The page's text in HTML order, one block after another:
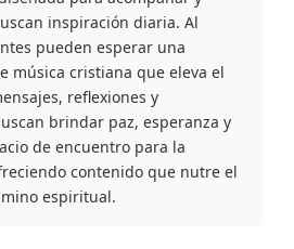
inspiración diaria. Al
pueden esperar una
música cristiana que eleva el
reflexiones y
brindar paz, esperanza y
de encuentro para la
contenido que nutre el
espiritual.